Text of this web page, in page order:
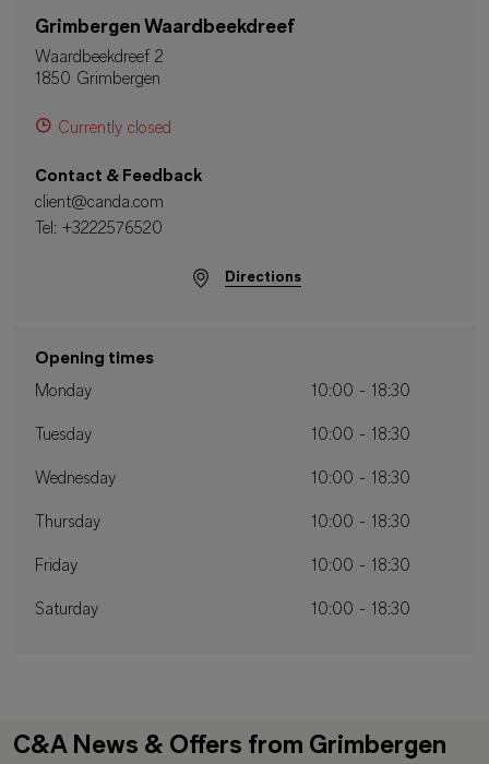
Grimbergen Waardbeekdreef
Waardbeekdreef 2
1850 Grimbergen
Currently closed
Contact & Feedback
client@canda.com
Tel: +3222576520
Directions
Opening times
Monday
10:00 - 18:30
Tuesday 10:00 - 18:30
Wednesday 10:00 - 18:30
Thursday 10:00 - 18:30
Friday 10:00 - 18:30
Saturday 10:00 - 18:30
C&A News & Offers from Grimbergen